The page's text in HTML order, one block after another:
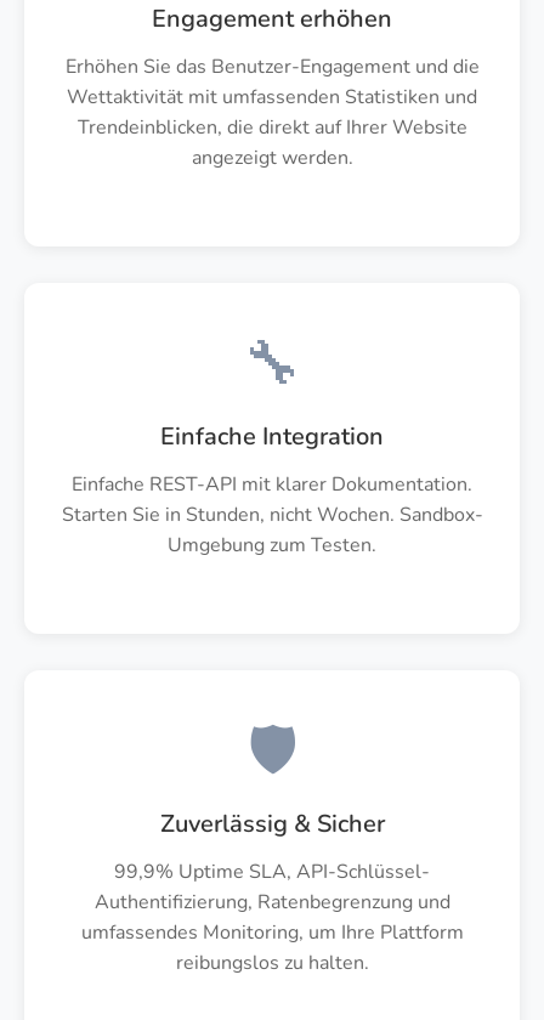
Engagement erhöhen
Erhöhen Sie das Benutzer-Engagement und die
Wettaktivität mit umfassenden Statistiken und
Trendeinblicken, die direkt auf Ihrer Website
angezeigt werden.
🔧
Einfache Integration
Einfache REST-API mit klarer Dokumentation.
Starten Sie in Stunden, nicht Wochen. Sandbox-
Umgebung zum Testen.
🛡️
Zuverlässig & Sicher
99,9% Uptime SLA, API-Schlüssel-
Authentifizierung, Ratenbegrenzung und
umfassendes Monitoring, um Ihre Plattform
reibungslos zu halten.